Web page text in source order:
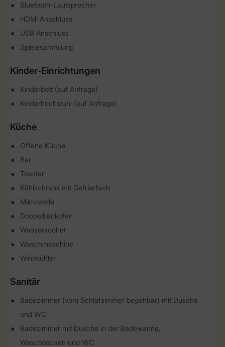
Bluetooth-Lautsprecher
HDMI Anschluss
USB Anschluss
Spielesammlung
Kinder-Einrichtungen
Kinderbett (auf Anfrage)
Kinderhochstuhl (auf Anfrage)
Küche
Offene Küche
Bar
Toaster
Kühlschrank mit Gefrierfach
Mikrowelle
Doppelbackofen
Wasserkocher
Waschmaschine
Weinkühler
Sanitär
Badezimmer (vom Schlafzimmer begehbar) mit Dusche
und WC
Badezimmer mit Dusche in der Badewanne,
Waschbecken und WC